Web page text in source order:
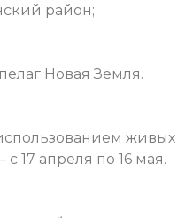
район;
Новая Земля.
живых
17 апреля по 16 мая.